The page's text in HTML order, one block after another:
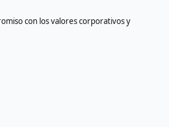
con los valores corporativos y